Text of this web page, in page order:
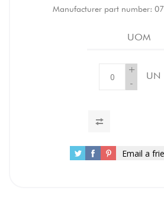
Manufacturer part number:
UOM
+
-
UN
Email a